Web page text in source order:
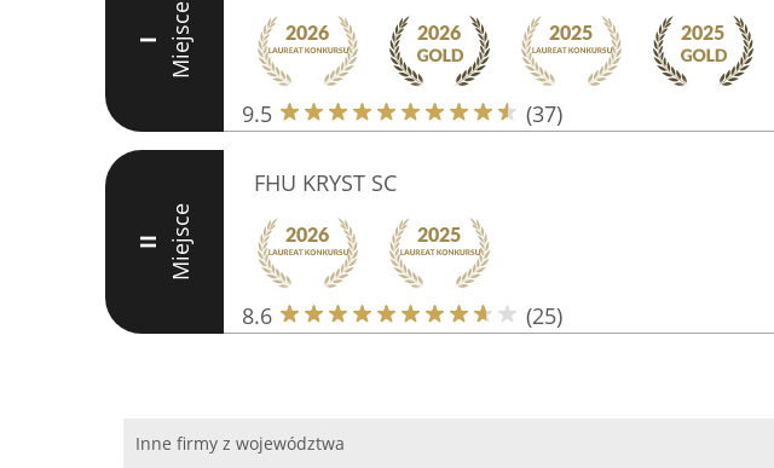
I Miejsce
9.5 (37)
II Miejsce
FHU KRYST SC
8.6 (25)
Inne firmy z województwa